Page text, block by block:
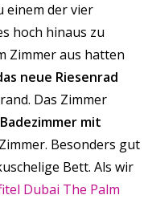
einem der vier
hoch hinaus zu
Zimmer aus hatten
neue Riesenrad
Das Zimmer
Badezimmer mit
Besonders gut
Bett. Als wir
Dubai The Palm